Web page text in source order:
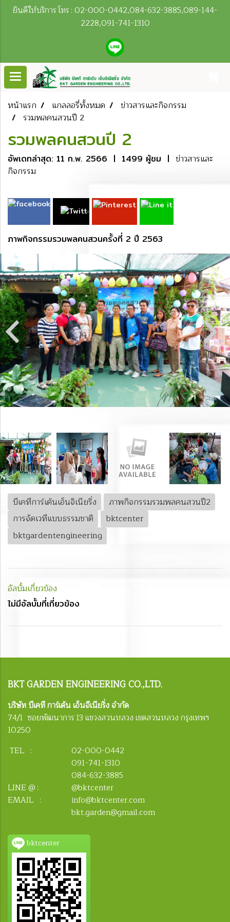
ยินดีให้บริการ โทร : 02-000-0442,084-632-3885,089-144-
2228,091-741-1310
หน้าแรก แกลลอรี่ทั้งหมด
ข่าวสารและกิจกรรม
รวมพลคนสวนปี 2
รวมพลคนสวนปี 2
อัพเดทล่าสุด: 11 ก.พ. 2566 | 1499 ผู้ชม | ข่าวสารและ
กิจกรรม
ภาพกิจกรรมรวมพลคนสวนครั้งที่ 2 ปี 2563
บีเคทีการ์เด้นเอ็นจิเนียริ่ง
ภาพกิจกรรมรวมพลคนสวนปี2
การจัดเวทีแบบธรรมชาติ
bktcenter
bktgardentengineering
อัลบั้มเกี่ยวข้อง
ไม่มีอัลบั้มที่เกี่ยวข้อง
BKTGARDEN ENGINEERING CO.,LTD.
บริษัท บีเคที การ์เด้น เอ็นจีเนียริ่ง จำกัด
74/1 ซอยพัฒนาการ 13 แขวงสวนหลวง เขตสวนหลวง กรุงเทพฯ
10250
TEL :
02-000-0442
091-741-1310
084-632-3885
LINE @ :
@bktcenter
EMAIL :
info@bktcenter.com
bkt.garden@gmail.com
bktcenter